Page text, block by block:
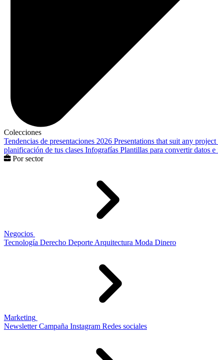
Colecciones
Tendencias de presentaciones 2026 Presentations that suit any project
planificación de tus clases Infografías Plantillas para convertir datos
Por sector
Negocios
Tecnología Derecho Deporte Arquitectura Moda Dinero
Marketing
Newsletter Campaña Instagram Redes sociales